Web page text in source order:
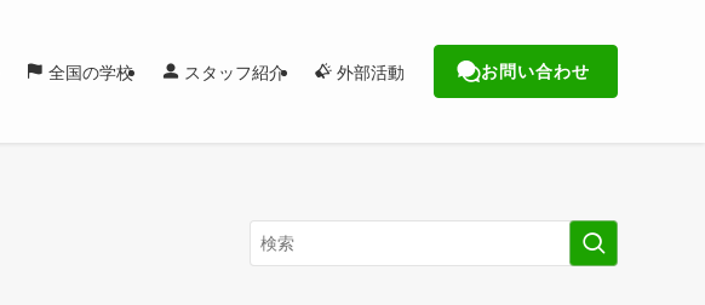
全国の学校 スタッフ紹介 外部活動 お問い合わせ